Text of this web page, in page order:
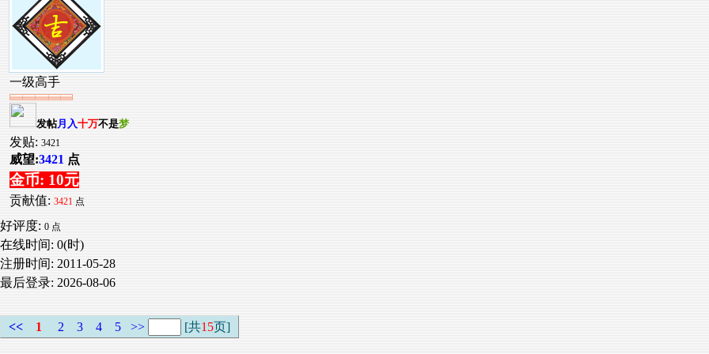
一级高手
发帖月入十万不是梦
发贴: 3421
威望:3421 点
金币: 10元
贡献值: 3421 点
好评度: 0 点
在线时间: 0(时)
注册时间: 2011-05-28
最后登录: 2026-08-06
<< 1 2 3 4 5 >> [共15页]